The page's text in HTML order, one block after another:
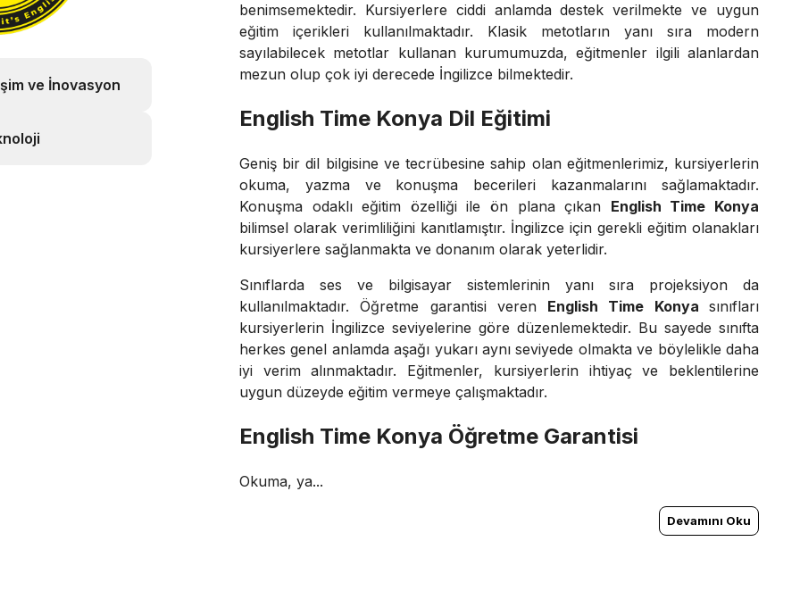
ve İnovasyon
benimsemektedir. Kursiyerlere ciddi anlamda destek verilmekte ve uygun
eğitim içerikleri kullanılmaktadır. Klasik metotların yanı sıra modern
sayılabilecek metotlar kullanan kurumumuzda, eğitmenler ilgili alanlardan
mezun olup çok iyi derecede İngilizce bilmektedir.
English Time Konya Dil Eğitimi
Geniş bir dil bilgisine ve tecrübesine sahip olan eğitmenlerimiz, kursiyerlerin
okuma, yazma ve konuşma becerileri kazanmalarını sağlamaktadır.
Konuşma odaklı eğitim özelliği ile ön plana çıkan English Time Konya
bilimsel olarak verimliliğini kanıtlamıştır. İngilizce için gerekli eğitim olanakları
kursiyerlere sağlanmakta ve donanım olarak yeterlidir.
Sınıflarda ses ve bilgisayar sistemlerinin yanı sıra projeksiyon da
kullanılmaktadır. Öğretme garantisi veren English Time Konyasınıfları
kursiyerlerin İngilizce seviyelerine göre düzenlemektedir. Bu sayede sınıfta
herkes genel anlamda aşağı yukarı aynı seviyede olmakta ve böylelikle daha
iyi verim alınmaktadır. Eğitmenler, kursiyerlerin ihtiyaç ve beklentilerine
uygun düzeyde eğitim vermeye çalışmaktadır.
English Time Konya Öğretme Garantisi
Okuma, ya...
Devamını Oku